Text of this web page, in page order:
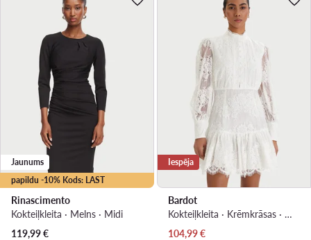
papildu -10% Kods: LAST
Jaunums
Rinascimento
Kokteiļkleita · Melns · Midi
119,99€
Iespēja
Bardot
Kokteiļkleita · Krēmkrāsas · Mini
Pašreizējā cena
104,99€